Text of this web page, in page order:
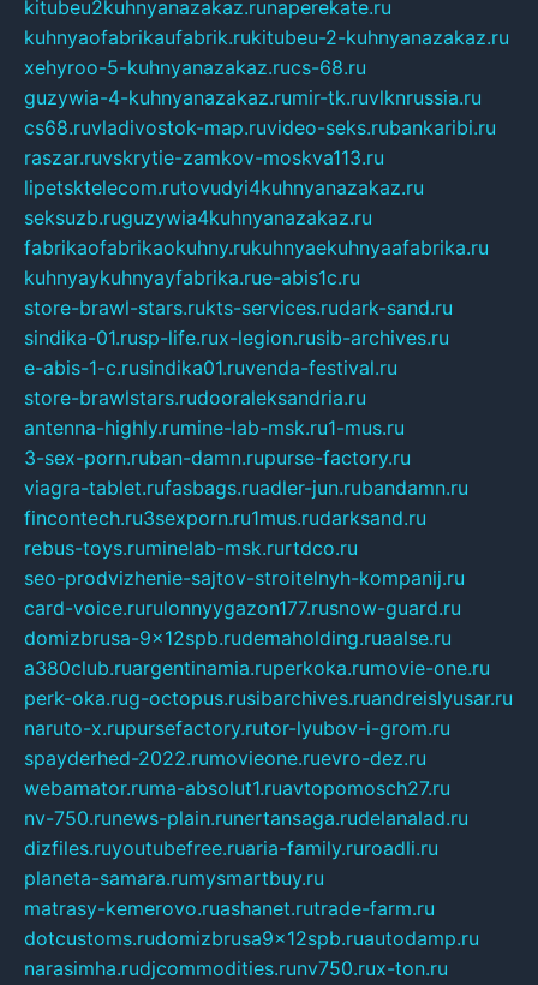
kitubeu2kuhnyanazakaz.runaperekate.ru
kuhnyaofabrikaufabrik.rukitubeu-2-kuhnyanazakaz.ru
xehyroo-5-kuhnyanazakaz.rucs-68.ru
guzywia-4-kuhnyanazakaz.rumir-tk.ruvlknrussia.ru
cs68.ruvladivostok-map.ruvideo-seks.rubankaribi.ru
raszar.ruvskrytie-zamkov-moskva113.ru
lipetsktelecom.rutovudyi4kuhnyanazakaz.ru
seksuzb.ruguzywia4kuhnyanazakaz.ru
fabrikaofabrikaokuhny.rukuhnyaekuhnyaafabrika.ru
kuhnyaykuhnyayfabrika.rue-abis1c.ru
store-brawl-stars.rukts-services.rudark-sand.ru
sindika-01.rusp-life.rux-legion.rusib-archives.ru
e-abis-1-c.rusindika01.ruvenda-festival.ru
store-brawlstars.rudooraleksandria.ru
antenna-highly.rumine-lab-msk.ru1-mus.ru
3-sex-porn.ruban-damn.rupurse-factory.ru
viagra-tablet.rufasbags.ruadler-jun.rubandamn.ru
fincontech.ru3sexporn.ru1mus.rudarksand.ru
rebus-toys.ruminelab-msk.rurtdco.ru
seo-prodvizhenie-sajtov-stroitelnyh-kompanij.ru
card-voice.rurulonnyygazon177.rusnow-guard.ru
domizbrusa-9x12spb.rudemaholding.ruaalse.ru
a380club.ruargentinamia.ruperkoka.rumovie-one.ru
perk-oka.rug-octopus.rusibarchives.ruandreislyusar.ru
naruto-x.rupursefactory.rutor-lyubov-i-grom.ru
spayderhed-2022.rumovieone.ruevro-dez.ru
webamator.ruma-absolut1.ruavtopomosch27.ru
nv-750.runews-plain.runertansaga.rudelanalad.ru
dizfiles.ruyoutubefree.ruaria-family.ruroadli.ru
planeta-samara.rumysmartbuy.ru
matrasy-kemerovo.ruashanet.rutrade-farm.ru
dotcustoms.rudomizbrusa9x12spb.ruautodamp.ru
narasimha.rudjcommodities.runv750.rux-ton.ru